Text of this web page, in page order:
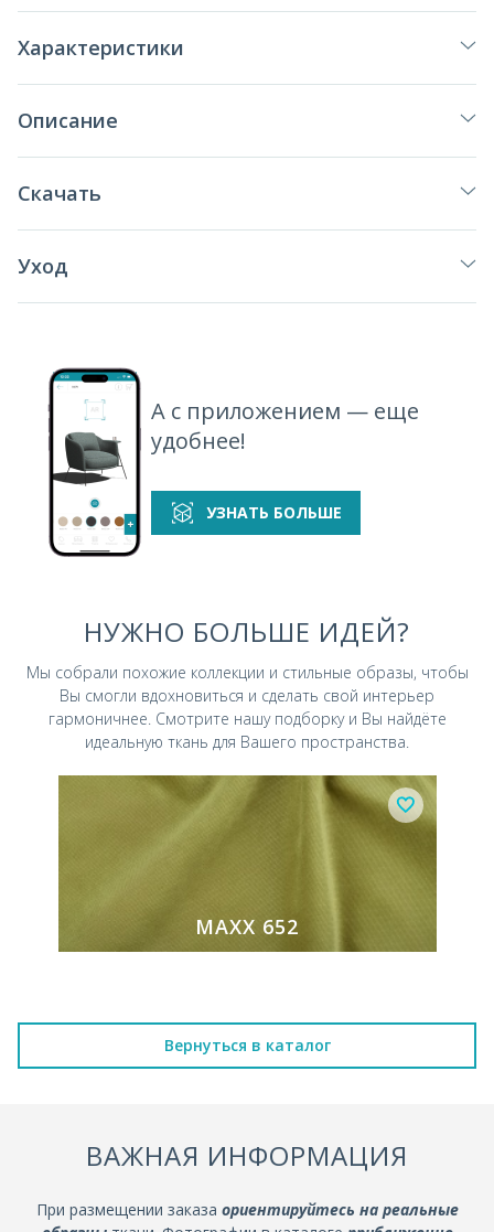
Характеристики
Описание
Скачать
Уход
А с приложением — еще
удобнее!
УЗНАТЬ БОЛЬШЕ
НУЖНО БОЛЬШЕ ИДЕЙ?
Мы собрали похожие коллекции и стильные образы, чтобы
Вы смогли вдохновиться и сделать свой интерьер
гармоничнее. Смотрите нашу подборку и Вы найдёте
идеальную ткань для Вашего пространства.
MAXX 652
Вернуться в каталог
ВАЖНАЯ ИНФОРМАЦИЯ
При размещении заказа ориентируйтесь на реальные